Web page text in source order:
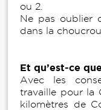
ou 2.
Ne pas oublier
dans la
Et qu’est-ce
Avec les
travaille pour la
kilomètres de